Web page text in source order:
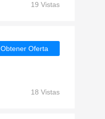
19 Vistas
Obtener Oferta
18 Vistas